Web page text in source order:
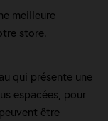
meilleure
store.
qui présente une
espacées, pour
être